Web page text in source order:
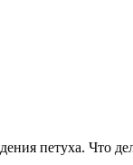
петуха. Что